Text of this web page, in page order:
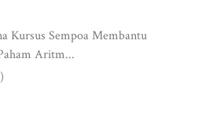
Kursus Sempoa Membantu
Aritm...